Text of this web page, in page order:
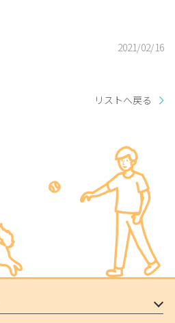
2021/02/16
リストへ戻る